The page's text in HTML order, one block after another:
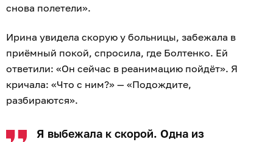
снова полетели».
Ирина увидела скорую у больницы, забежала в
приёмный покой, спросила, где Болтенко. Ей
ответили: «Он сейчас в реанимацию пойдёт». Я
кричала: «Что с ним?» — «Подождите,
разбираются».
Я выбежала к скорой. Одна из